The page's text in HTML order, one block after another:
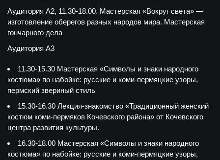
Аудитория А2, 11.30-18.00. Мастерская «Вокруг света» —
изготовление оберегов разных народов мира. Мастерская
гончарного дела
Аудитория А3
11.30-15.30 Мастерская «Символы и знаки народного
костюма» по набойке: русские и коми-пермяцкие узоры,
пермский звериный стиль
15.30-16.30 Лекция-знакомство «Традиционный женский
костюм коми-пермяков Кочевского района» от Кочевского
центра развития культуры.
16.30-18.00 Мастерская «Символы и знаки народного
костюма» по набойке: русские и коми-пермяцкие узоры,